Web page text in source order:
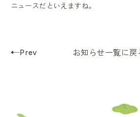
ニュースだといえますね。
Prev お知らせ一覧に戻